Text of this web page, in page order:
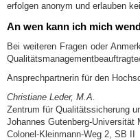
erfolgen anonym und erlauben
An wen kann ich mich
Bei weiteren Fragen oder
Ansprechpartnerin für den
Christiane Leder, M.A.
Zentrum für Qualitätssicherung
Johannes Gutenberg-Universität
Colonel-Kleinmann-Weg 2, SB II